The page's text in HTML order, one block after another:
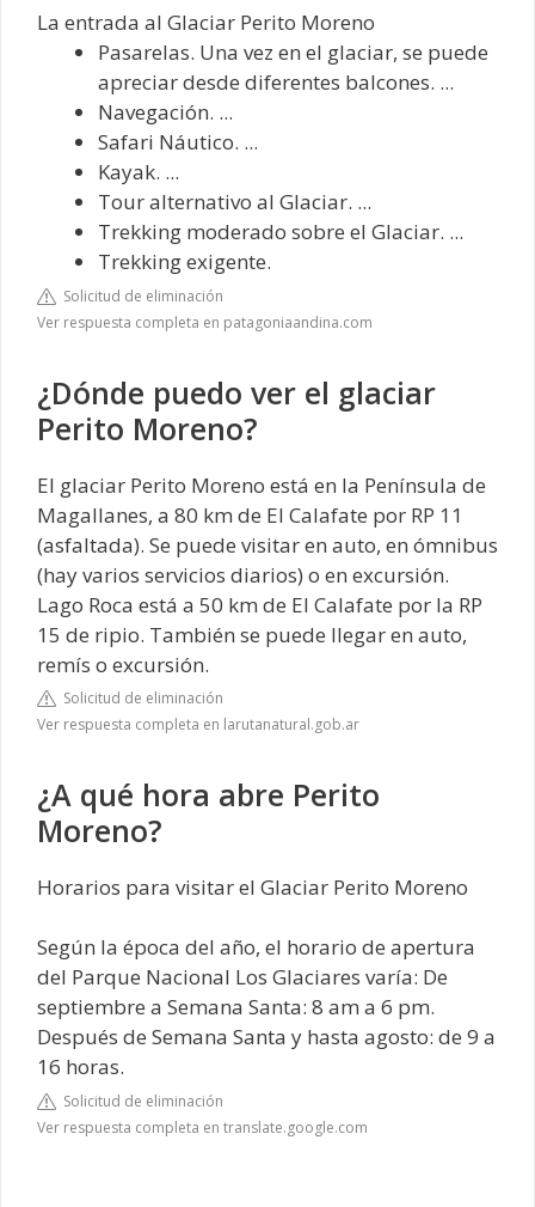
La entrada al Glaciar Perito Moreno
Pasarelas. Una vez en el glaciar, se puede
apreciar desde diferentes balcones. ...
Navegación. ...
Safari Náutico. ...
Kayak. ...
Tour alternativo al Glaciar. ...
Trekking moderado sobre el Glaciar. ...
Trekking exigente.
Solicitud de eliminación
Ver respuesta completa en patagoniaandina.com
¿Dónde puedo ver el glaciar
Perito Moreno?
El glaciar Perito Moreno está en la Península de
Magallanes, a 80 km de El Calafate por RP 11
(asfaltada). Se puede visitar en auto, en ómnibus
(hay varios servicios diarios) o en excursión.
Lago Roca está a 50 km de El Calafate por la RP
15 de ripio. También se puede llegar en auto,
remís o excursión.
Solicitud de eliminación
Ver respuesta completa en larutanatural.gob.ar
¿A qué hora abre Perito
Moreno?
Horarios para visitar el Glaciar Perito Moreno
Según la época del año, el horario de apertura
del Parque Nacional Los Glaciares varía: De
septiembre a Semana Santa: 8 am a 6 pm.
Después de Semana Santa y hasta agosto: de 9 a
16 horas.
Solicitud de eliminación
Ver respuesta completa en translate.google.com